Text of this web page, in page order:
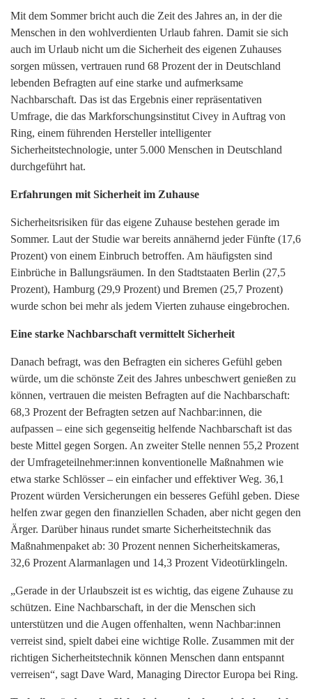
Mit dem Sommer bricht auch die Zeit des Jahres an, in der die
Menschen in den wohlverdienten Urlaub fahren. Damit sie sich
auch im Urlaub nicht um die Sicherheit des eigenen Zuhauses
sorgen müssen, vertrauen rund 68 Prozent der in Deutschland
lebenden Befragten auf eine starke und aufmerksame
Nachbarschaft. Das ist das Ergebnis einer repräsentativen
Umfrage, die das Markforschungsinstitut Civey in Auftrag von
Ring, einem führenden Hersteller intelligenter
Sicherheitstechnologie, unter 5.000 Menschen in Deutschland
durchgeführt hat.
Erfahrungen mit Sicherheit im Zuhause
Sicherheitsrisiken für das eigene Zuhause bestehen gerade im
Sommer. Laut der Studie war bereits annähernd jeder Fünfte (17,6
Prozent) von einem Einbruch betroffen. Am häufigsten sind
Einbrüche in Ballungsräumen. In den Stadtstaaten Berlin (27,5
Prozent), Hamburg (29,9 Prozent) und Bremen (25,7 Prozent)
wurde schon bei mehr als jedem Vierten zuhause eingebrochen.
Eine starke Nachbarschaft vermittelt Sicherheit
Danach befragt, was den Befragten ein sicheres Gefühl geben
würde, um die schönste Zeit des Jahres unbeschwert genießen zu
können, vertrauen die meisten Befragten auf die Nachbarschaft:
68,3 Prozent der Befragten setzen auf Nachbar:innen, die
aufpassen – eine sich gegenseitig helfende Nachbarschaft ist das
beste Mittel gegen Sorgen. An zweiter Stelle nennen 55,2 Prozent
der Umfrageteilnehmer:innen konventionelle Maßnahmen wie
etwa starke Schlösser – ein einfacher und effektiver Weg. 36,1
Prozent würden Versicherungen ein besseres Gefühl geben. Diese
helfen zwar gegen den finanziellen Schaden, aber nicht gegen den
Ärger. Darüber hinaus rundet smarte Sicherheitstechnik das
Maßnahmenpaket ab: 30 Prozent nennen Sicherheitskameras,
32,6 Prozent Alarmanlagen und 14,3 Prozent Videotürklingeln.
„Gerade in der Urlaubszeit ist es wichtig, das eigene Zuhause zu
schützen. Eine Nachbarschaft, in der die Menschen sich
unterstützen und die Augen offenhalten, wenn Nachbar:innen
verreist sind, spielt dabei eine wichtige Rolle. Zusammen mit der
richtigen Sicherheitstechnik können Menschen dann entspannt
verreisen“, sagt Dave Ward, Managing Director Europa bei Ring.